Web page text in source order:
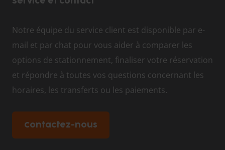
Notre équipe du service client est disponible par e-
mail et par chat pour vous aider à comparer les
options de stationnement, finaliser votre réservation
et répondre à toutes vos questions concernant les
horaires, les transferts ou les paiements.
Contactez-nous